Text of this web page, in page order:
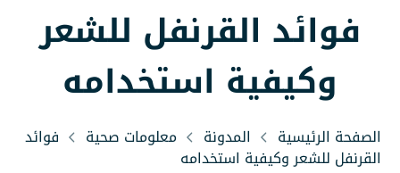
فوائد القرنفل للشعر
وكيفية استخدامه
الصفحة الرئيسية المدونة معلومات صحية فوائد
القرنفل للشعر وكيفية استخدامه